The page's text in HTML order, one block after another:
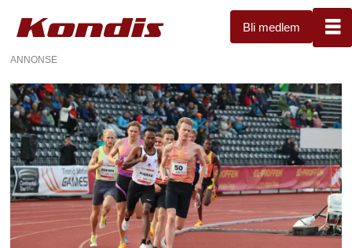
Bli medlem
ANNONSE